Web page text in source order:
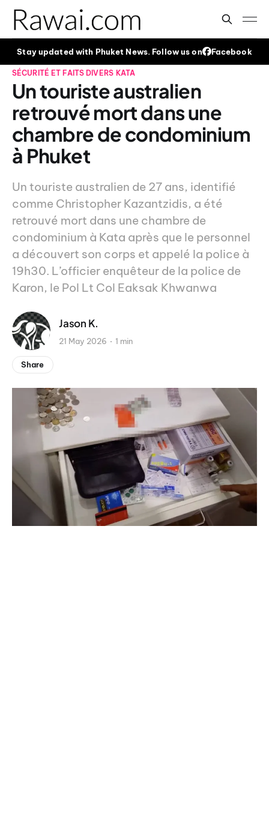
Stay updated with Phuket News. Follow us on Facebook
SÉCURITÉ ET FAITS DIVERS KATA
Un touriste australien
retrouvé mort dans une
chambre de condominium
à Phuket
Un touriste australien de 27 ans, identifié
comme Christopher Kazantzidis, a été
retrouvé mort dans une chambre de
condominium à Kata après que le personnel
a découvert son corps et appelé la police à
19h30. L’officier enquêteur de la police de
Karon, le Pol Lt Col Eaksak Khwanwa
Jason K.
21 May 2026 1 min
Share